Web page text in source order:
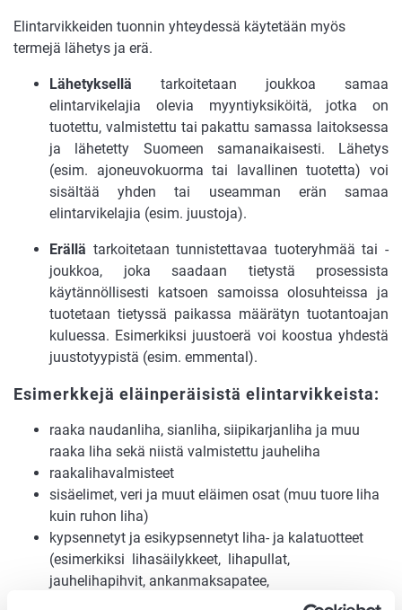
Elintarvikkeiden tuonnin yhteydessä käytetään myös
termejä lähetys ja erä.
Lähetyksellä tarkoitetaan joukkoa samaa
elintarvikelajia olevia myyntiyksiköitä, jotka on
tuotettu, valmistettu tai pakattu samassa laitoksessa
ja lähetetty Suomeen samanaikaisesti. Lähetys
(esim. ajoneuvokuorma tai lavallinen tuotetta) voi
sisältää yhden tai useamman erän samaa
elintarvikelajia (esim. juustoja).
Erällä tarkoitetaan tunnistettavaa tuoteryhmää tai -
joukkoa, joka saadaan tietystä prosessista
käytännöllisesti katsoen samoissa olosuhteissa ja
tuotetaan tietyssä paikassa määrätyn tuotantoajan
kuluessa. Esimerkiksi juustoerä voi koostua yhdestä
juustotyypistä (esim. emmental).
Esimerkkejä eläinperäisistä elintarvikkeista:
raaka naudanliha, sianliha, siipikarjanliha ja muu
raaka liha sekä niistä valmistettu jauheliha
raakalihavalmisteet
sisäelimet, veri ja muut eläimen osat (muu tuore liha
kuin ruhon liha)
kypsennetyt ja esikypsennetyt liha- ja kalatuotteet
(esimerkiksi lihasäilykkeet, lihapullat,
jauhelihapihvit, ankanmaksapatee,
tonnikalasäilykkeet, sillisäilykkeet, kalapullat)